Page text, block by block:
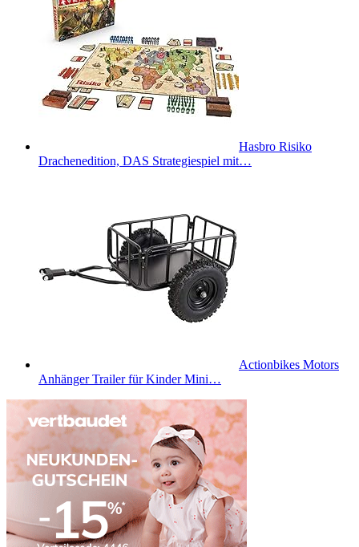
Hasbro Risiko
Drachenedition, DAS Strategiespiel mit…
Actionbikes Motors
Anhänger Trailer für Kinder Mini…